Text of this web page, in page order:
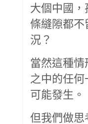
大個中國
條縫隙都
況？
當然這種
之中的任何
可能發生。
但我們做思